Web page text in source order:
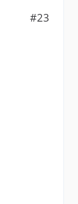
#23